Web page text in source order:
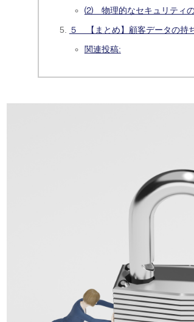
⑵ 物理的なセキュリティ
５ 【まとめ】顧客データの持
関連投稿: